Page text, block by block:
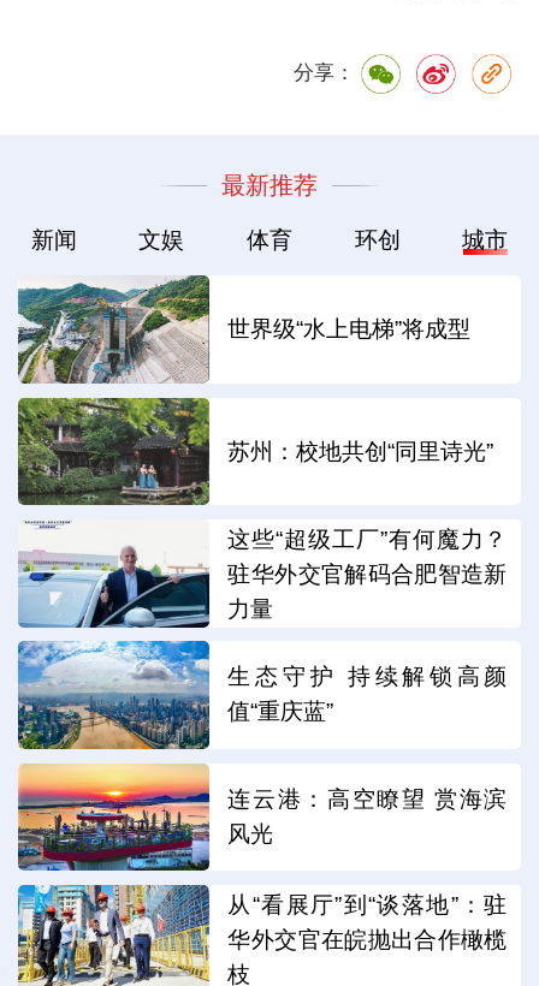
分享：
最新推荐
新闻 文娱 体育 环创 城市
世界级“水上电梯”将成型
苏州：校地共创“同里诗光”
这些“超级工厂”有何魔力？
驻华外交官解码合肥智造新
力量
生态守护 持续解锁高颜
值“重庆蓝”
连云港：高空瞭望 赏海滨
风光
从“看展厅”到“谈落地”：驻
华外交官在皖抛出合作橄榄
枝